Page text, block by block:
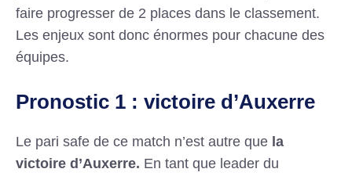
faire progresser de 2 places dans le classement.
Les enjeux sont donc énormes pour chacune des
équipes.
Pronostic 1 : victoire d’Auxerre
Le pari safe de ce match n’est autre que la
victoire d’Auxerre. En tant que leader du